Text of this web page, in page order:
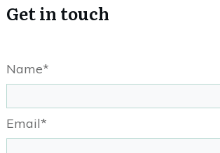
Get in touch
Name*
Email*